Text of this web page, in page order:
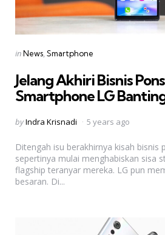
Categories
Posted
inNews Smartphone
Jelang Akhiri Bisnis
Smartphone LG
Posted
byIndra Krisnadi 5 years ago
Ditengah isu berakhirnya kisah bisnis
sepertinya mulai menghabiskan sisa
flagship teranyar mereka. LG pun
besaran. Di...